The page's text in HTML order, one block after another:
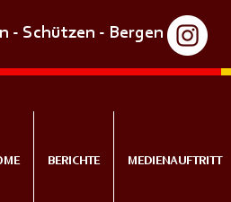
- Schützen - Bergen
BERICHTE MEDIENAUFTRITT